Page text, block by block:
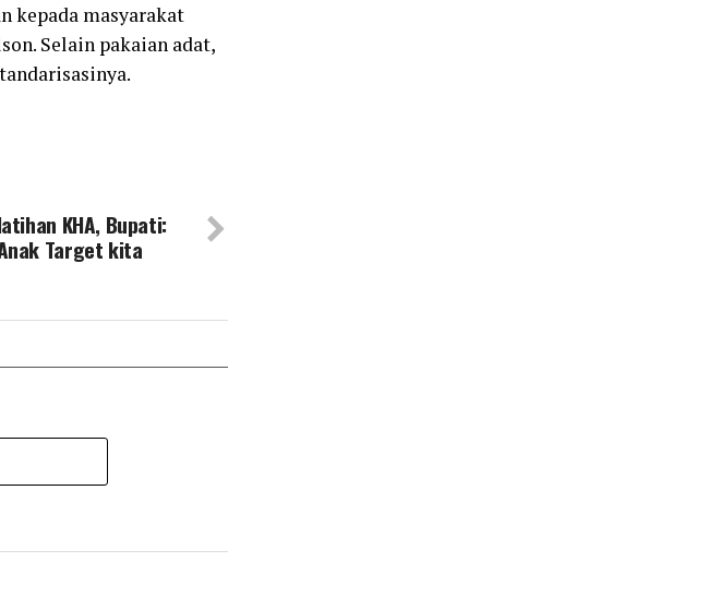
kepada masyarakat
Selain pakaian adat,
KHA, Bupati:
Target kita